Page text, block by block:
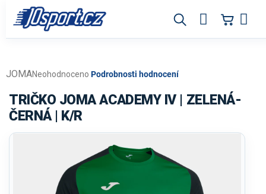
obsah
Průměrné
produktu
je
0,0
Neohodnoceno Podrobnosti hodnocení
JOMA
TRIČKO JOMA ACADEMY IV | ZELENÁ-
ČERNÁ | K/R